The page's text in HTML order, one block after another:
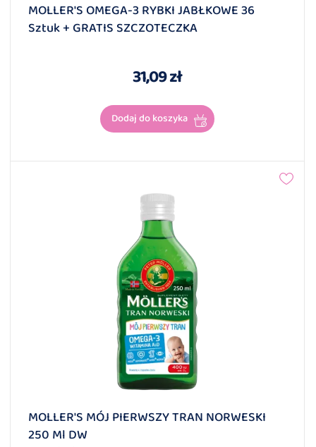
MOLLER'S OMEGA-3 RYBKI JABŁKOWE 36
Sztuk + GRATIS SZCZOTECZKA
31,09 zł
Dodaj do koszyka
MOLLER'S MÓJ PIERWSZY TRAN NORWESKI
250 Ml DW